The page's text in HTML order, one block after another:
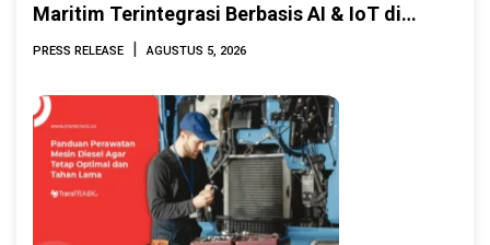
Maritim Terintegrasi Berbasis AI & IoT di
Indonesia Marine & Offshore Expo (IMOX)
PRESS RELEASE | AGUSTUS 5, 2026